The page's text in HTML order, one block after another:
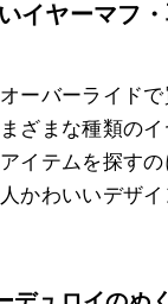
イヤーマフ
ーバーライド
ざまな種類の
イテムを探す
かわいいデザイ